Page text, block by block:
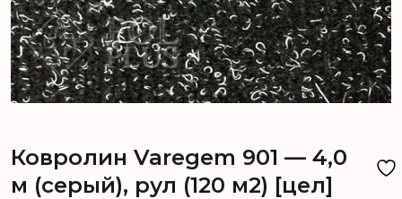
Ковролин Varegem 901 — 4,0
м (серый), рул (120 м2) [цел]